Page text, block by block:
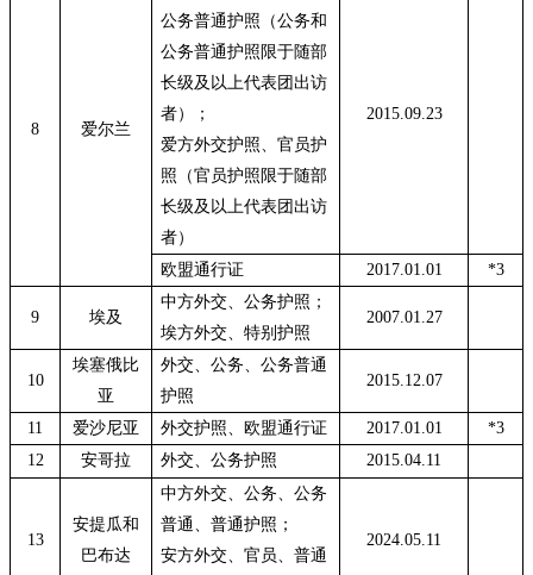
8 爱尔兰
公务普通护照（公务和
公务普通护照限于随部
长级及以上代表团出访
者）；
2015.09.23
爱方外交护照、官员护
照（官员护照限于随部
长级及以上代表团出访
者）
欧盟通行证
2017.01.01 *3
9 埃及
中方外交、公务护照；
2007.01.27
埃方外交、特别护照
10
埃塞俄比
亚
外交、公务、公务普通
护照
2015.12.07
11 爱沙尼亚 外交护照、欧盟通行证 2017.01.01
*3
12
安哥拉 外交、公务护照 2015.04.11
13
安提瓜和
巴布达
中方外交、公务、公务
普通、普通护照；
安方外交、官员、普通
2024.05.11